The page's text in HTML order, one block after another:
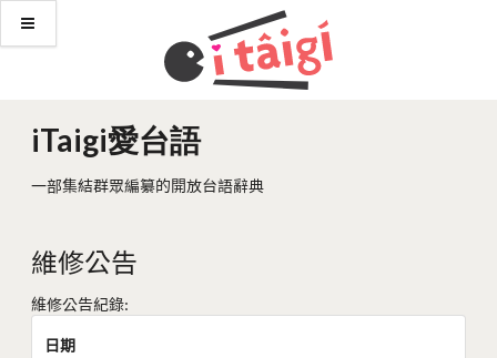
iTaigi愛台語
一部集結群眾編纂的開放台語辭典
維修公告
維修公告紀錄:
日期